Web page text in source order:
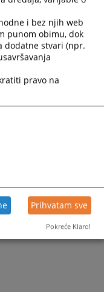
i bez njih web
punom obimu, dok
dodatne stvari (npr.
pravo na
Prihvatam sve
Pokreće Klaro!